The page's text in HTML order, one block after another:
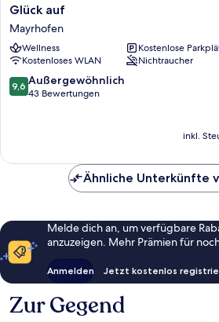
Glück
auf
Mayrhofen
Glück auf
Mayrhofen
Wellness
Kostenlose
Kostenloses WLAN
Nichtraucher
9.6
von
9,6 Außergewöhnlich
43 Bewertungen
inkl.
Ähnliche Unterkünfte
Melde dich an, um verfügbare
anzuzeigen. Mehr Prämien für
Anmelden Jetzt kostenlos
Zur Gegend